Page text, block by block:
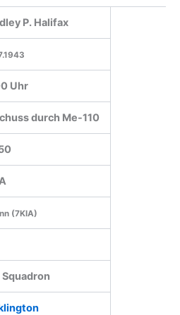
P. Halifax
Uhr
durch Me-110
(7KIA)
Squadron